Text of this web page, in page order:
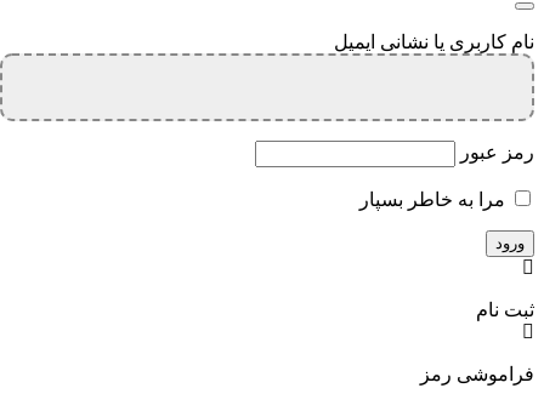
نام کاربری یا نشانی ایمیل
رمز عبور
مرا به خاطر بسپار
ثبت نام
فراموشی رمز